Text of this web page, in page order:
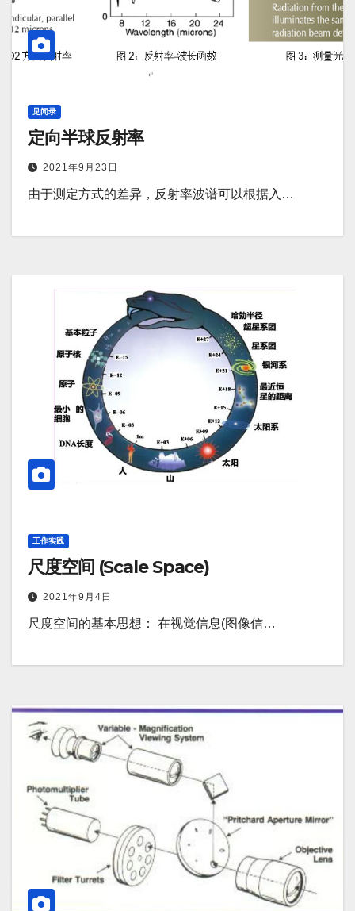
见闻录
定向半球反射率
2021年9月23日
由于测定方式的差异，反射率波谱可以根据入…
工作实践
尺度空间 (Scale Space)
2021年9月4日
尺度空间的基本思想： 在视觉信息(图像信…